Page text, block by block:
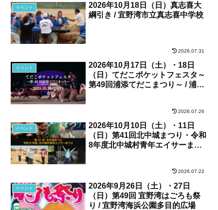
イベント
2026年10月18日（日）真志喜大
綱引き / 宜野湾市立真志喜中学校
2026.07.31
イベント
2026年10月17日（土）・18日
（日）てだこポケットフェスタ～
第49回浦添てだこまつり～ / 浦添
2026.07.26
イベント
2026年10月10日（土）・11日
（日）第41回北中城まつり・令和
8年度北中城村青年エイサーまつ
2026.07.22
イベント
2026年9月26日（土）・27日
（日）第49回 宜野湾はごろも祭
り / 宜野湾海浜公園多目的広場